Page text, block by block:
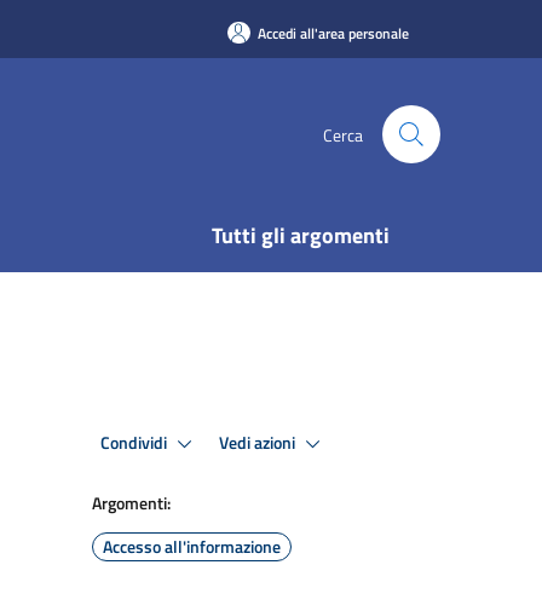
Accedi all'area personale
Cerca
Tutti gli argomenti
Condividi Vedi azioni
Argomenti:
Accesso all'informazione